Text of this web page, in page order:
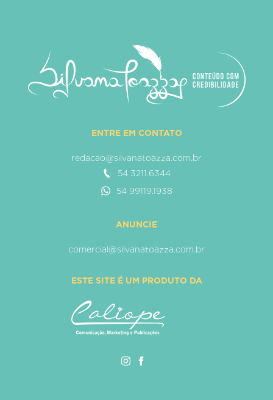
ENTRE EM CONTATO
redacao@silvanatoazza.com.br
54 3211.6344
54 99119.1938
ANUNCIE
comercial@silvanatoazza.com.br
ESTE SITE É UM PRODUTO DA